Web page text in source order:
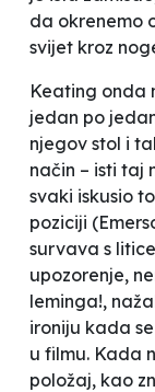
da okrenemo
svijet kroz
Keating onda
jedan po
njegov stol i
način – isti taj
svaki iskusio to
poziciji
survava s
upozorenje,
leminga!,
ironiju kada
u filmu. Kada
položaj, kao